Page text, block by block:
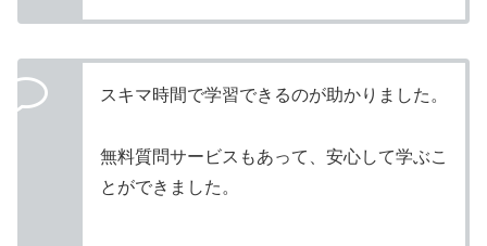
スキマ時間で学習できるのが助かりました。
無料質問サービスもあって、安心して学ぶこ
とができました。